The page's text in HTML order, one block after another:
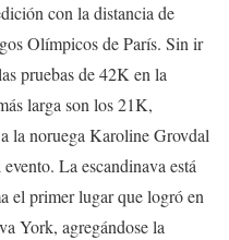
con la distancia de
Olímpicos de París. Sin ir
pruebas de 42K en la
larga son los 21K,
la noruega Karoline Grovdal
La escandinava está
el primer lugar que logró en
York, agregándose la